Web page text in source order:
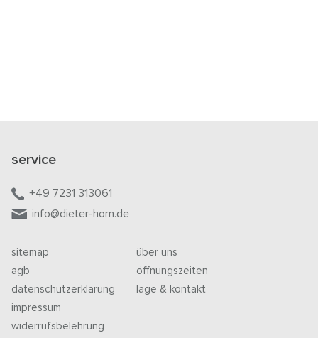
service
+49 7231 313061
info@dieter-horn.de
sitemap
agb
datenschutzerklärung
impressum
widerrufsbelehrung
über uns
öffnungszeiten
lage & kontakt